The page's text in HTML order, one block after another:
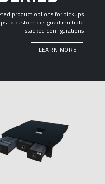
product options for pickups
to custom designed multiple
stacked configurations
LEARN MORE